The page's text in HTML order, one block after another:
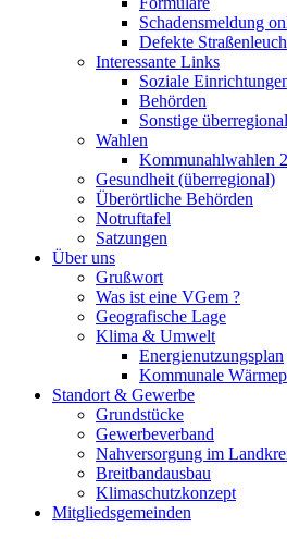
Schadensmeldung
Defekte
Interessante Links
Soziale
Behörden
Sonstige
Wahlen
Kommunahlwahlen
Gesundheit (überregional)
Überörtliche Behörden
Notruftafel
Satzungen
Über uns
Grußwort
Was ist eine VGem ?
Geografische Lage
Klima & Umwelt
Energienutzungsplan
Kommunale
Standort & Gewerbe
Grundstücke
Gewerbeverband
Nahversorgung im
Breitbandausbau
Klimaschutzkonzept
Mitgliedsgemeinden